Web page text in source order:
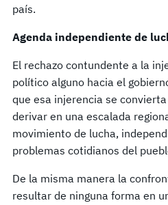
país.
Agenda independiente de
El rechazo contundente a la
político alguno hacia el
que esa injerencia se
derivar en una escalada
movimiento de lucha,
problemas cotidianos del
De la misma manera la
resultar de ninguna forma en